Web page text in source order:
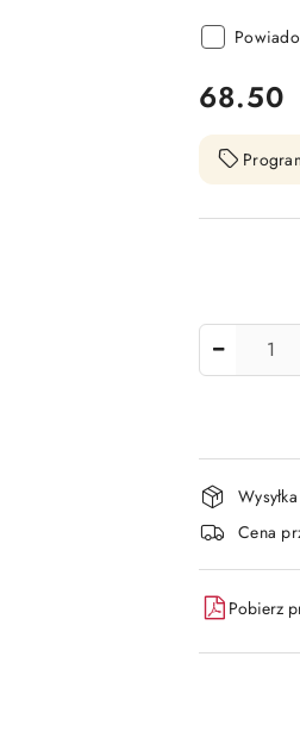
cena:
68.50
i
Cena
Pobierz